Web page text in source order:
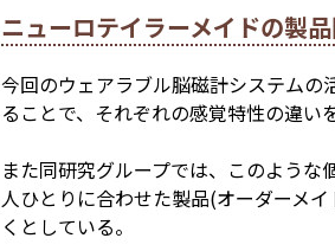
ニューロテイラーメイドの製
今回のウェアラブル脳磁計システムの
ることで、それぞれの感覚特性の違い
また同研究グループでは、このような
人ひとりに合わせた製品(オーダーメ
く としている。